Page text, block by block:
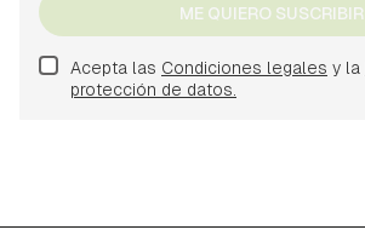
ME QUIERO SUSCRIBIR
Acepta las Condiciones legales y la
protección de datos.